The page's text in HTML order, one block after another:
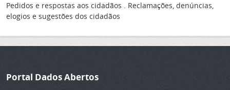
Pedidos e respostas aos cidadãos . Reclamações, denúncias,
elogios e sugestões dos cidadãos
Portal Dados Abertos